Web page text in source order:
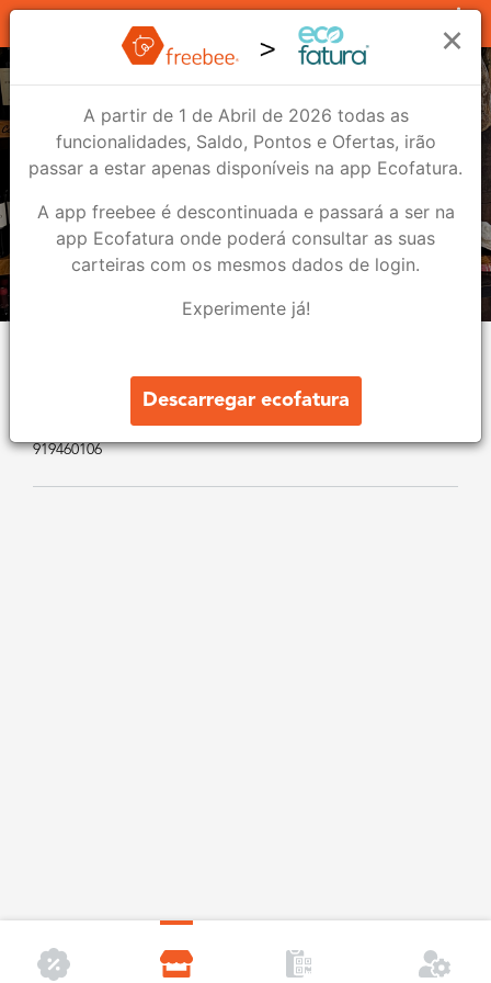
Restaurante, Tapas
Rua Bombeiros Voluntários, 13 3240-129 Ansião
919460106
×
A partir de 1 de Abril de 2026 todas as
funcionalidades, Saldo, Pontos e Ofertas, irão
passar a estar apenas disponíveis na app Ecofatura.
A app freebee é descontinuada e passará a ser na
app Ecofatura onde poderá consultar as suas
carteiras com os mesmos dados de login.
Experimente já!
Descarregar ecofatura